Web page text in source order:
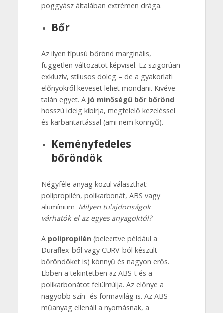
poggyász általában extrémen drága.
Bőr
Az ilyen típusú bőrönd marginális,
független változatot képvisel. Ez szigorúan
exkluzív, stílusos dolog – de a gyakorlati
előnyökről keveset lehet mondani. Kivéve
talán egyet. A jó minőségű bőr bőrönd
hosszú ideig kibírja, megfelelő kezeléssel
és karbantartással (ami nem könnyű).
Keményfedeles
bőröndök
Négyféle anyag közül választhat:
polipropilén, polikarbonát, ABS vagy
alumínium. Milyen tulajdonságok
várhatók el az egyes anyagoktól?
A polipropilén(beleértve például a
Duraflex-ből vagy CURV-ból készült
bőröndöket is) könnyű és nagyon erős.
Ebben a tekintetben az ABS-t és a
polikarbonátot felülmúlja. Az előnye a
nagyobb szín- és formavilág is. Az ABS
műanyag ellenáll a nyomásnak, a